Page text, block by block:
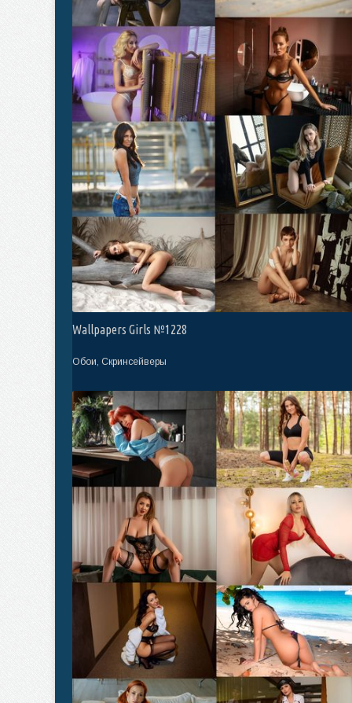
Wallpapers Girls №1228
Обои, Скринсейверы